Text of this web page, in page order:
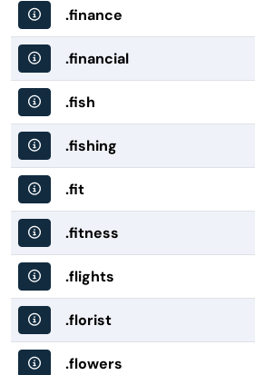
.finance
.financial
.fish
.fishing
.fit
.fitness
.flights
.florist
.flowers